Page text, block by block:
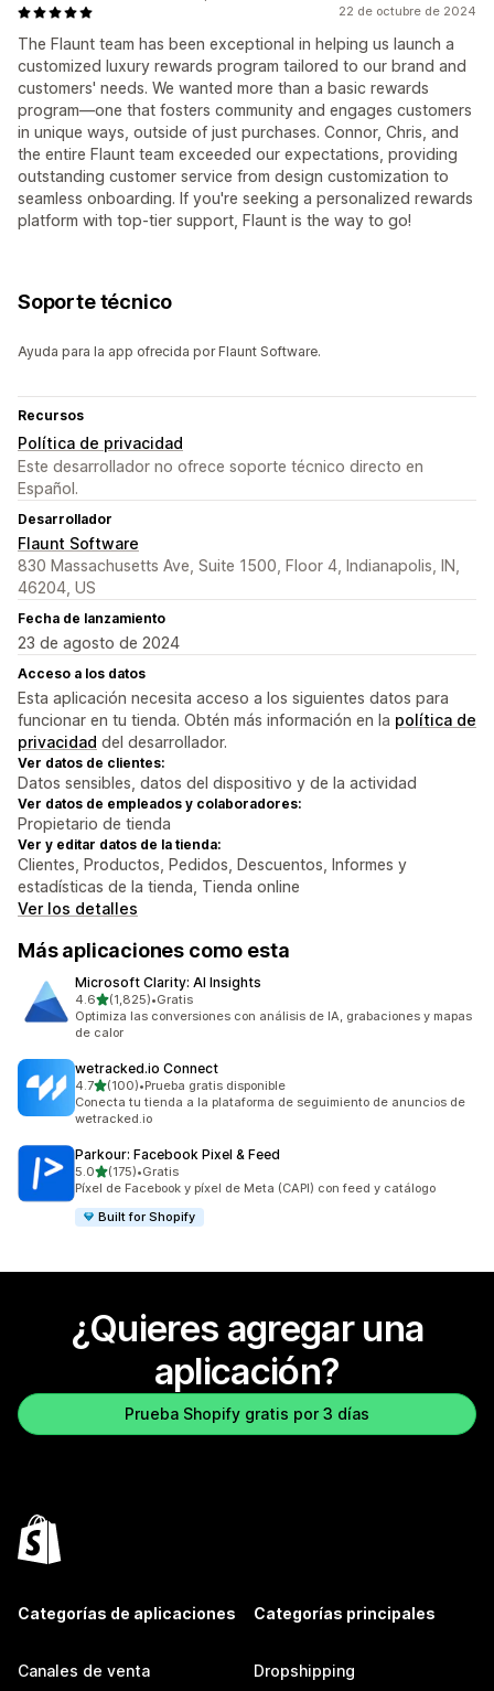
22 de octubre de 2024
The Flaunt team has been exceptional in helping us launch a
customized luxury rewards program tailored to our brand and
customers' needs. We wanted more than a basic rewards
program—one that fosters community and engages customers
in unique ways, outside of just purchases. Connor, Chris, and
the entire Flaunt team exceeded our expectations, providing
outstanding customer service from design customization to
seamless onboarding. If you're seeking a personalized rewards
platform with top-tier support, Flaunt is the way to go!
Soporte técnico
Ayuda para la app ofrecida por Flaunt Software.
Recursos
Política de privacidad
Este desarrollador no ofrece soporte técnico directo en
Español.
Desarrollador
Flaunt Software
830 Massachusetts Ave, Suite 1500, Floor 4, Indianapolis, IN,
46204, US
Fecha de lanzamiento
23 de agosto de 2024
Acceso a los datos
Esta aplicación necesita acceso a los siguientes datos para
funcionar en tu tienda. Obtén más información en la política de
privacidad del desarrollador.
Ver datos de clientes:
Datos sensibles, datos del dispositivo y de la actividad
Ver datos de empleados y colaboradores:
Propietario de tienda
Ver y editar datos de la tienda:
Clientes, Productos, Pedidos, Descuentos, Informes y
estadísticas de la tienda, Tienda online
Ver los detalles
Más aplicaciones como esta
Microsoft Clarity: AI Insights
4.6de 5 estrellas
(1,825)
1825 reseñas en total
•Gratis
Optimiza las conversiones con análisis de IA, grabaciones y mapas
de calor
wetracked.io Connect
4.7de 5 estrellas
(100)
100 reseñas en total
•Prueba gratis disponible
Conecta tu tienda a la plataforma de seguimiento de anuncios de
wetracked.io
Parkour: Facebook Pixel & Feed
5.0de 5 estrellas
(175)
175 reseñas en total
•Gratis
Píxel de Facebook y píxel de Meta (CAPI) con feed y catálogo
Built for Shopify
¿Quieres agregar una
aplicación?
Prueba Shopify gratis por 3 días
Categorías de aplicaciones
Canales de venta
Categorías principales
Dropshipping